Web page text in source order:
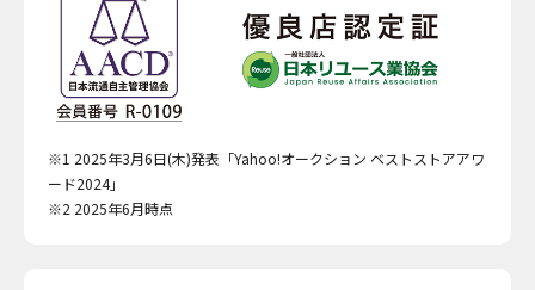
※1 2025年3月6日(木)発表「Yahoo!オークション ベストストアアワ
ード2024」
※2 2025年6月時点